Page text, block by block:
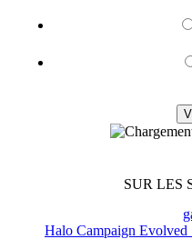
SUR LES
Halo Campaign Evolved